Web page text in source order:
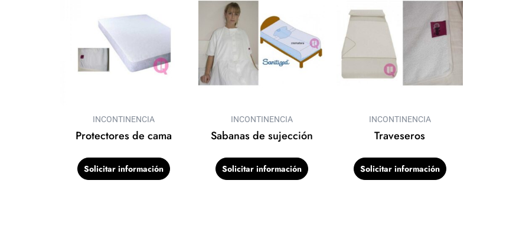
INCONTINENCIA
Protectores de cama
Solicitar información
INCONTINENCIA
Sabanas de sujección
Solicitar información
INCONTINENCIA
Traveseros
Solicitar información